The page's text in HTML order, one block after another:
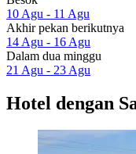
10 Agu - 11 Agu
Akhir pekan berikutnya
14 Agu - 16 Agu
Dalam dua minggu
21 Agu - 23 Agu
Hotel dengan